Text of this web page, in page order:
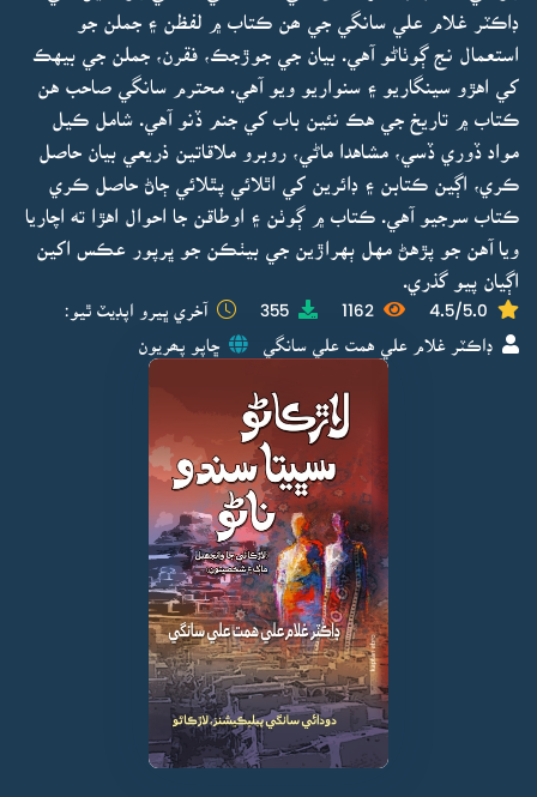
ڊاڪٽر غلام علي سانگي جي ھن ڪتاب ۾ لفظن ۽ جملن جو
استعمال نج ڳوٺاڻو آهي. بيان جي جوڙجڪ، فقرن، جملن جي بيهڪ
کي اهڙو سينگاريو ۽ سنواريو ويو آهي. محترم سانگي صاحب هن
ڪتاب ۾ تاريخ جي هڪ نئين باب کي جنم ڏنو آهي. شامل ڪيل
مواد ڏوري ڏسي، مشاهدا ماڻي، روبرو ملاقاتين ذريعي بيان حاصل
ڪري، اڳين ڪتابن ۽ ڊائرين کي اٿلائي پٿلائي ڄاڻ حاصل ڪري
ڪتاب سرجيو آهي. ڪتاب ۾ ڳوٺن ۽ اوطاقن جا احوال اهڙا ته اچاريا
ويا آهن جو پڙهڻ مهل ٻهراڙين جي بيٺڪن جو ڀرپور عڪس اکين
اڳيان پيو گذري.
4.5/5.0
1162
355 آخري ڀيرو اپڊيٽ ٿيو:
ڊاڪٽر غلام علي همت علي سانگي ڇاپو پھريون